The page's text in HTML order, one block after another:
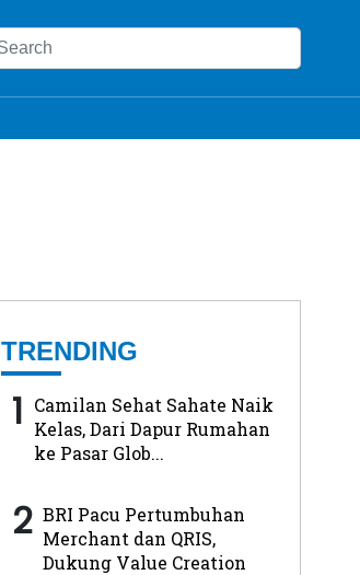
TRENDING
1 Camilan Sehat Sahate Naik
Kelas, Dari Dapur Rumahan
ke Pasar Glob...
2 BRI Pacu Pertumbuhan
Merchant dan QRIS,
Dukung Value Creation